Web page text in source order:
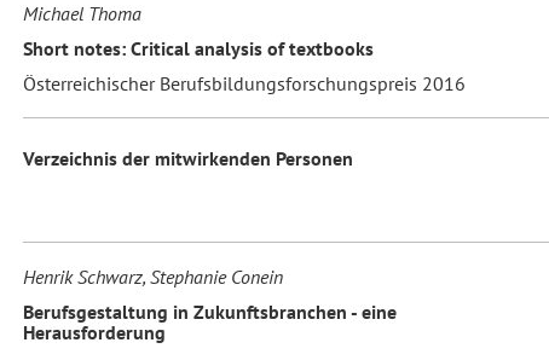
Michael Thoma
Short notes: Critical analysis of textbooks
Österreichischer Berufsbildungsforschungspreis 2016
Verzeichnis der mitwirkenden Personen
Henrik Schwarz, Stephanie Conein
Berufsgestaltung in Zukunftsbranchen - eine
Herausforderung